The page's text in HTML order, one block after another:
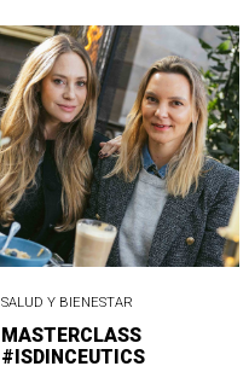
SALUD Y BIENESTAR
MASTERCLASS
#ISDINCEUTICS